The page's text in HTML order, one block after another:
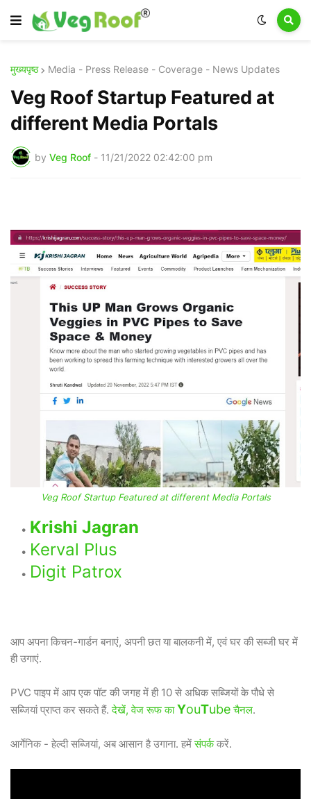
मुख्यपृष्ठ Media - Press Release - Coverage - News Updates
Veg Roof Startup Featured at
different Media Portals
by Veg Roof - 11/21/2022 02:42:00 pm
Veg Roof Startup Featured at different Media Portals
Krishi Jagran
Kerval Plus
Digit Patrox
आप अपना किचन-गार्डन बनाएं, अपनी छत या बालकनी में, एवं घर की सब्जी घर में
ही उगाएं.
PVC पाइप में आप एक पॉट की जगह में ही 10 से अधिक सब्जियों के पौधे से
सब्जियां प्राप्त कर सकते हैं.देखें, वेज रूफ काYouTubeचैनल.
आर्गेनिक - हेल्दी सब्जियां, अब आसान है उगाना. हमेंसंपर्ककरें.